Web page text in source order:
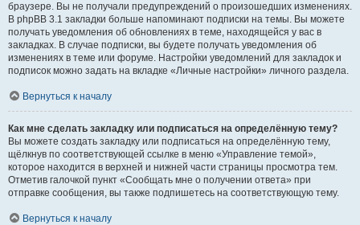
браузере. Вы не получали предупреждений о произошедших изменениях.
В phpBB 3.1 закладки больше напоминают подписки на темы. Вы можете
получать уведомления об обновлениях в теме, находящейся у вас в
закладках. В случае подписки, вы будете получать уведомления об
изменениях в теме или форуме. Настройки уведомлений для закладок и
подписок можно задать на вкладке «Личные настройки» личного раздела.
Вернуться к началу
Как мне сделать закладку или подписаться на определённую тему?
Вы можете создать закладку или подписаться на определённую тему,
щёлкнув по соответствующей ссылке в меню «Управление темой»,
которое находится в верхней и нижней части страницы просмотра тем.
Отметив галочкой пункт «Сообщать мне о получении ответа» при
отправке сообщения, вы также подпишетесь на соответствующую тему.
Вернуться к началу